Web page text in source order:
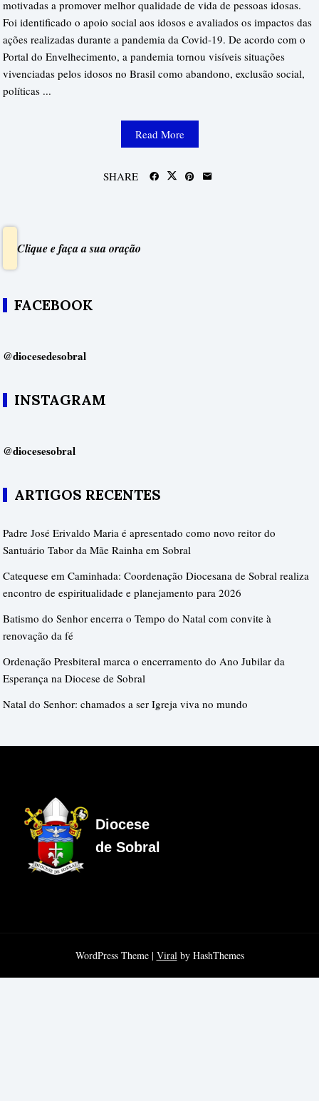
motivadas a promover melhor qualidade de vida de pessoas idosas.
Foi identificado o apoio social aos idosos e avaliados os impactos das
ações realizadas durante a pandemia da Covid-19. De acordo com o
Portal do Envelhecimento, a pandemia tornou visíveis situações
vivenciadas pelos idosos no Brasil como abandono, exclusão social,
políticas ...
Read More
SHARE
Clique e faça a sua oração
FACEBOOK
@diocesedesobral
INSTAGRAM
@diocesesobral
ARTIGOS RECENTES
Padre José Erivaldo Maria é apresentado como novo reitor do
Santuário Tabor da Mãe Rainha em Sobral
Catequese em Caminhada: Coordenação Diocesana de Sobral realiza
encontro de espiritualidade e planejamento para 2026
Batismo do Senhor encerra o Tempo do Natal com convite à
renovação da fé
Ordenação Presbiteral marca o encerramento do Ano Jubilar da
Esperança na Diocese de Sobral
Natal do Senhor: chamados a ser Igreja viva no mundo
Diocese
de Sobral
WordPress Theme | Viralby HashThemes